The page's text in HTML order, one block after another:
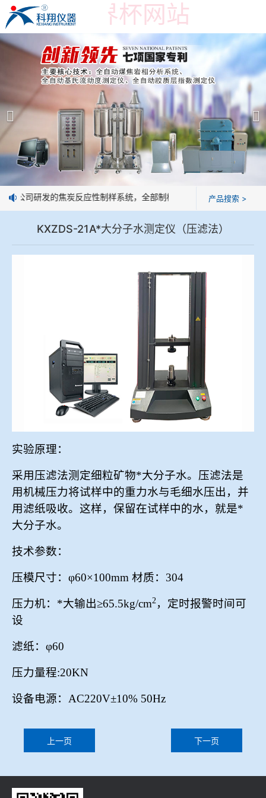
在线买世界杯网站
在线买世界杯网站
产品展示 ＞
焦炭高温性能检测系统
焦化行业检测及优化配煤设备
球团矿/烧结矿/块矿高温冶金性能检测系统
烧结/球团优化配矿研究设备
高炉配吹煤检测设备
冶金渣、保护渣等高温物性检测设备
矿石、焦炭物理检测及制样设备
工业分析、测硫仪等
公司简介
在线买世界杯网站
企业业绩
技术交流
视频观赏
标准下载
我公司研发的焦炭反应性制样系统，全部制样过程机械化操作，没有
产品搜索 >
KXZDS-21A*大分子水测定仪（压滤法）
实验原理：
采用压滤法测定细粒矿物*大分子水。压滤法是
用机械压力将试样中的重力水与毛细水压出，并
用滤纸吸收。这样，保留在试样中的水，就是*
大分子水。
技术参数：
压模尺寸：φ60×100mm 材质： 304
压力机：*大输出≥65.5kg/cm2 ，定时报警时间可
设
滤纸：φ60
压力量程:20KN
设备电源： AC220V±10% 50Hz
上一页 下一页